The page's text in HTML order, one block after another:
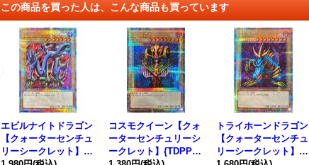
この商品を買った人は、こんな商品も買っています
エビルナイトドラゴン
【クォーターセンチュ
リーシークレット】{T
コスモクイーン【クォ
ーターセンチュリーシ
ークレット】{TDPP-J
トライホーンドラゴン
【クォーターセンチュ
リーシークレット】{T